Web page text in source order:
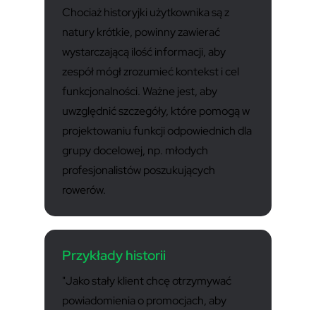
Chociaż historyjki użytkownika są z
natury krótkie, powinny zawierać
wystarczającą ilość informacji, aby
zespół mógł zrozumieć kontekst i cel
funkcjonalności. Ważne jest, aby
uwzględnić szczegóły, które pomogą w
projektowaniu funkcji odpowiednich dla
grupy docelowej, np. młodych
profesjonalistów poszukujących
rowerów.
Przykłady historii
"Jako stały klient chcę otrzymywać
powiadomienia o promocjach, aby